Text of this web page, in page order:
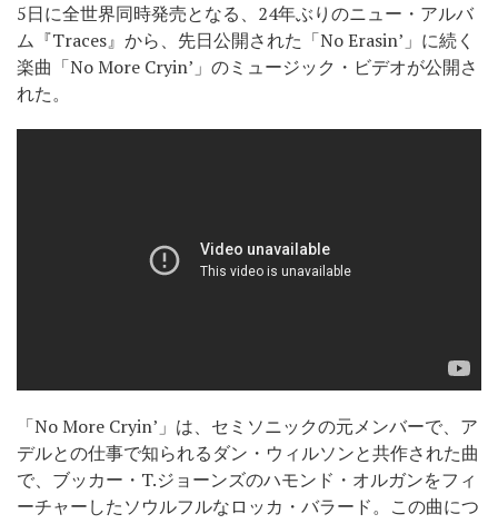
5日に全世界同時発売となる、24年ぶりのニュー・アルバ
ム『Traces』から、先日公開された「No Erasin’」に続く
楽曲「No More Cryin’」のミュージック・ビデオが公開さ
れた。
「No More Cryin’」は、セミソニックの元メンバーで、ア
デルとの仕事で知られるダン・ウィルソンと共作された曲
で、ブッカー・T.ジョーンズのハモンド・オルガンをフィ
ーチャーしたソウルフルなロッカ・バラード。この曲につ